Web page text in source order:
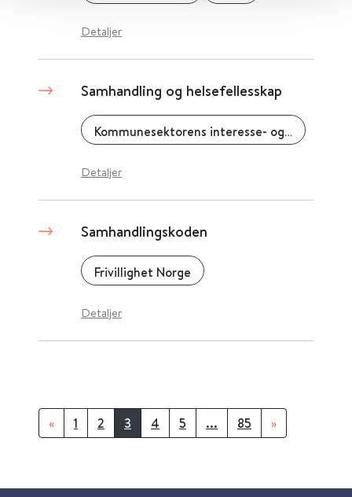
Detaljer
Samhandling og helsefellesskap
Kommunesektorens interesse- og arbeidsgiverorganisasjon (KS)
Detaljer
Samhandlingskoden
Frivillighet Norge
Detaljer
« 1 2 3 4 5 ... 85 »